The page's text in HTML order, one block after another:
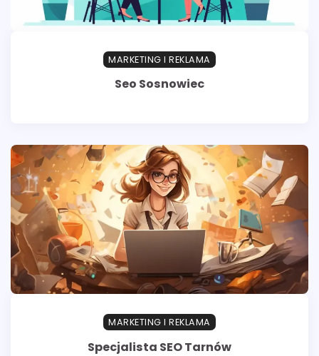
MARKETING I REKLAMA
Seo Sosnowiec
MARKETING I REKLAMA
Specjalista SEO Tarnów